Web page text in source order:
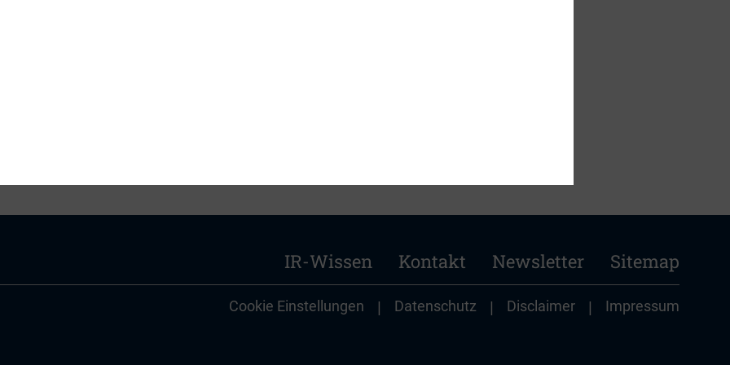
IR-Wissen Kontakt Newsletter Sitemap
Cookie Einstellungen | Datenschutz | Disclaimer | Impressum